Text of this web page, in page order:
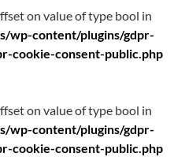
on value of type bool in
wp-content/plugins/gdpr-
cookie-consent-public.php
on value of type bool in
wp-content/plugins/gdpr-
cookie-consent-public.php